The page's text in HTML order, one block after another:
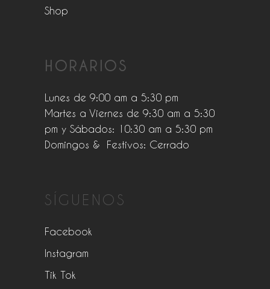
Shop
HORARIOS
Lunes de 9:00 am a 5:30 pm
Martes a Viernes de 9:30 am a 5:30
pm y Sábados: 10:30 am a 5:30 pm
Domingos & Festivos: Cerrado
SÍGUENOS
Facebook
Instagram
Tik Tok